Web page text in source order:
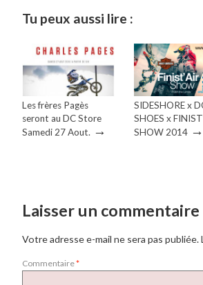
Tu peux aussi lire :
Les frères Pagès
seront au DC Store
Samedi 27 Aout. →
SIDESHORE x
SHOES x
SHOW 2014 →
Laisser un commentaire
Votre adresse e-mail ne sera pas publiée.
Commentaire*